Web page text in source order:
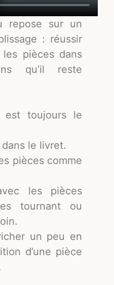
sur un
: réussir
pièces dans
qu’il reste
est toujours le
le livret.
pièces comme
les pièces
tournant ou
un peu en
d’une pièce